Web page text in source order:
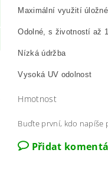
Maximální využití
Odolné, s životností až
Nízká údržba
Vysoká UV odolnost
Hmotnost
Buďte první, kdo napíše
Přidat